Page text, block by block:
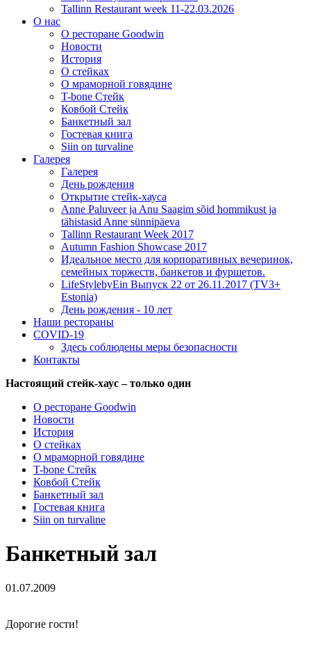
Tallinn Restaurant week 11-22.03.2026
О нас
О ресторане Goodwin
Новости
История
О стейках
О мраморной говядине
T-bone Стейк
Ковбой Стейк
Банкетный зал
Гостевая книга
Siin on turvaline
Галерея
Галерея
День рождения
Открытие стейк-хауса
Anne Paluveer ja Anu Saagim sõid hommikust ja
tähistasid Anne sünnipäeva
Tallinn Restaurant Week 2017
Autumn Fashion Showcase 2017
Идеальное место для корпоративных вечеринок,
семейных торжеств, банкетов и фуршетов.
LifeStylebyEin Выпуск 22 от 26.11.2017 (TV3+
Estonia)
День рождения - 10 лет
Наши рестораны
COVID-19
Здесь соблюдены меры безопасности
Контакты
Настоящий стейк-хаус – только один
О ресторане Goodwin
Новости
История
О стейках
О мраморной говядине
T-bone Стейк
Ковбой Стейк
Банкетный зал
Гостевая книга
Siin on turvaline
Банкетный зал
01.07.2009
Дорогие гости!